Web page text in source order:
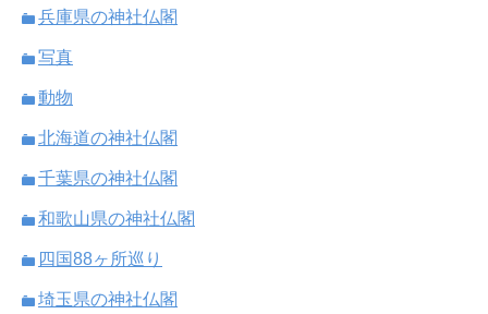
兵庫県の神社仏閣
写真
動物
北海道の神社仏閣
千葉県の神社仏閣
和歌山県の神社仏閣
四国88ヶ所巡り
埼玉県の神社仏閣